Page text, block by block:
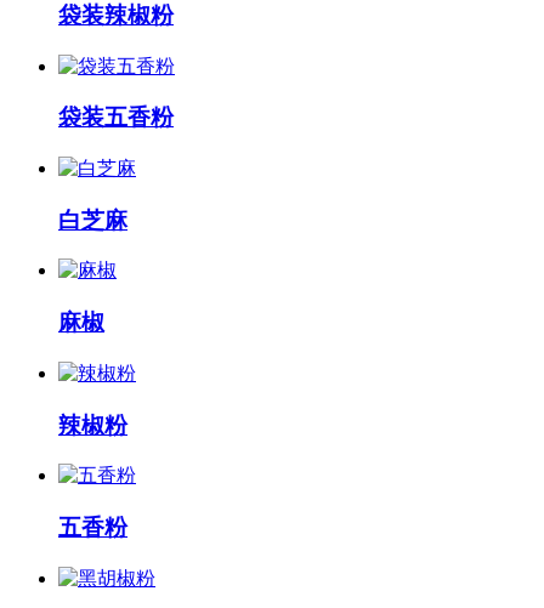
袋装辣椒粉
袋装五香粉
白芝麻
麻椒
辣椒粉
五香粉